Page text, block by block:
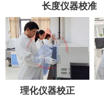
长度仪器校准
理化仪器校正